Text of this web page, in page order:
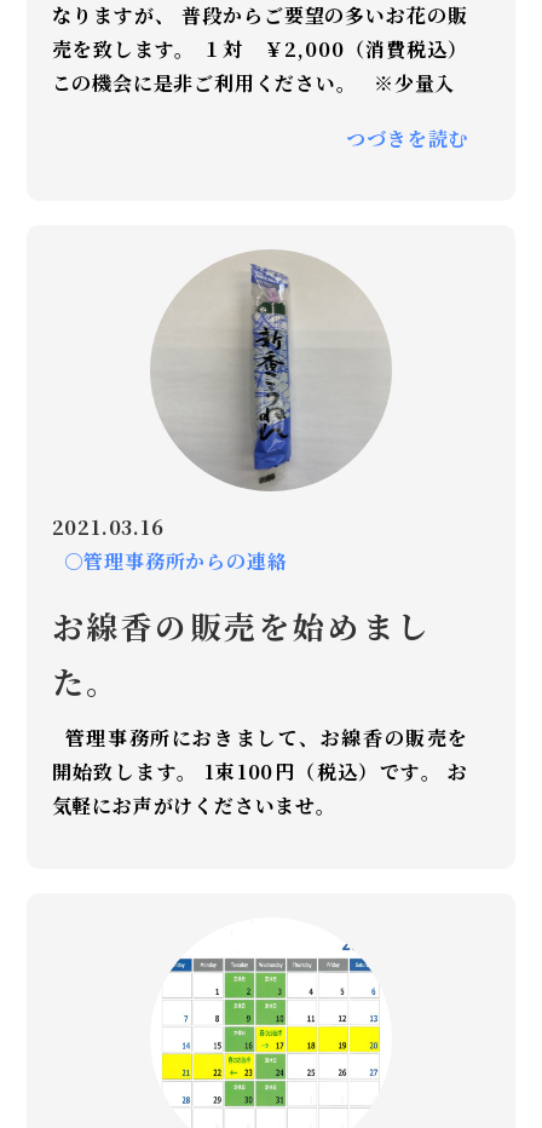
なりますが、 普段からご要望の多いお花の販
売を致します。 １対 ￥2,000（消費税込）
この機会に是非ご利用ください。 ※少量入
つづきを読む
2021.03.16
○管理事務所からの連絡
お線香の販売を始めまし
た。
管理事務所におきまして、お線香の販売を
開始致します。 1束100円（税込）です。 お
気軽にお声がけくださいませ。